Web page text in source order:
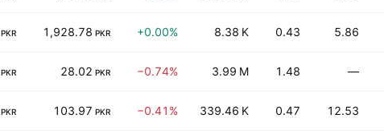
PKR 1,928.78 PKR +0.00% 8.38 K 0.43 5.86
PKR 28.02 PKR −0.74% 3.99 M 1.48 —
PKR 103.97 PKR −0.41% 339.46 K 0.47 12.53